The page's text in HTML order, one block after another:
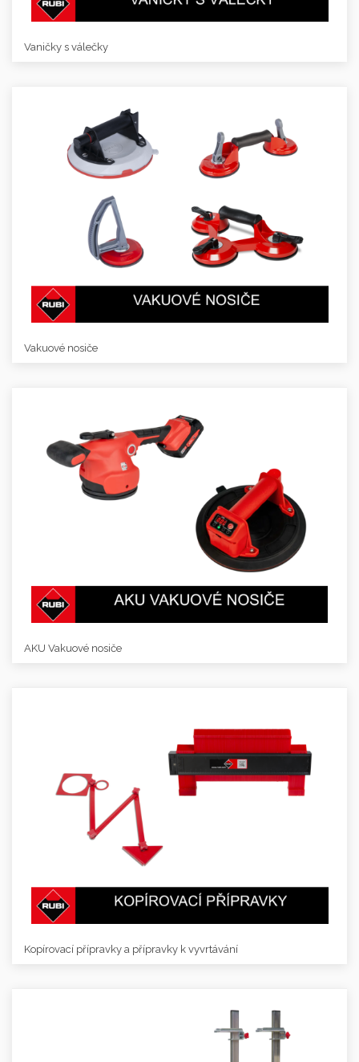
Vaničky s válečky
Vakuové nosiče
AKU Vakuové nosiče
Kopírovací přípravky a přípravky k vyvrtávání